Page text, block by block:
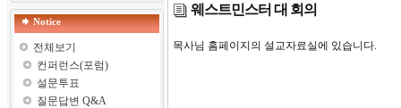
Notice
전체보기
컨퍼런스(포럼)
설문투표
질문답변 Q&A
웨스트민스터 대 회의
목사님 홈페이지의 설교자료실에 있습니다.